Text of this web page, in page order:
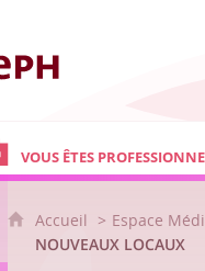
- Marseille
VOUS ÊTES
Accueil Espace
NOUVEAUX LOCAUX